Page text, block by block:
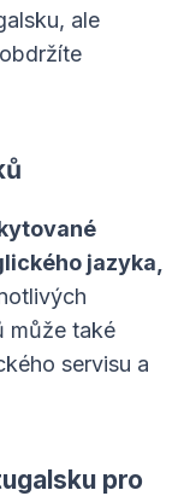
ale
jazyka,
může také
servisu a
pro